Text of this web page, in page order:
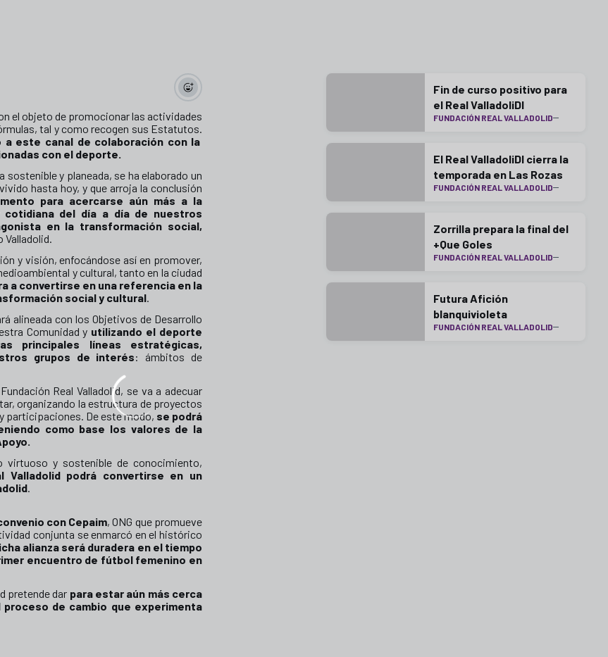
el objeto de promocionar las actividades
tal y como recogen sus Estatutos.
a este canal de colaboración con la
con el deporte.
sostenible y planeada, se ha elaborado un
hasta hoy, y que arroja la conclusión
para acercarse aún más a la
del día a día de nuestros
en la transformación social,
Valladolid.
y visión, enfocándose así en promover,
y cultural, tanto en la ciudad
a convertirse en una referencia en la
social y cultural.
alineada con los Objetivos de Desarrollo
Comunidad y utilizando el deporte
principales líneas estratégicas,
grupos de interés: ámbitos de
Real Valladolid, se va a adecuar
organizando la estructura de proyectos
De este modo, se podrá
como base los valores de la
virtuoso y sostenible de conocimiento,
Valladolid podrá convertirse en un
.
con Cepaim, ONG que promueve
conjunta se enmarcó en el histórico
alianza será duradera en el tiempo
encuentro de fútbol femenino en
pretende dar para estar aún más cerca
de cambio que experimenta
Fin de curso positivo para
el Real ValladoliDI
FUNDACIÓN REAL VALLADOLID
El Real ValladoliDI cierra la
temporada en Las Rozas
FUNDACIÓN REAL VALLADOLID
Zorrilla prepara la final del
+Que Goles
FUNDACIÓN REAL VALLADOLID
Futura Afición
blanquivioleta
FUNDACIÓN REAL VALLADOLID